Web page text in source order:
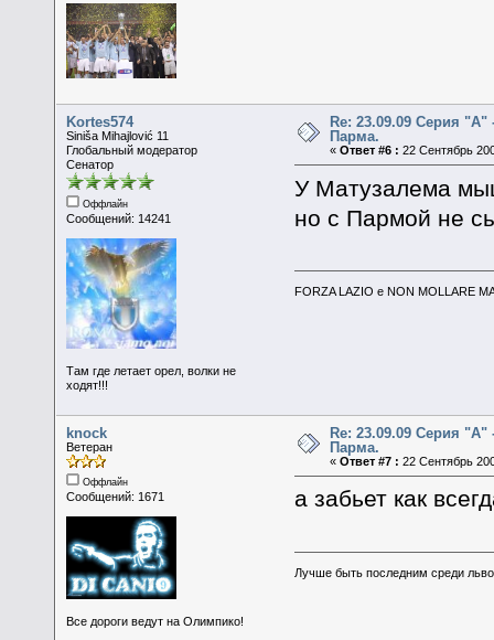
Kortes574
Siniša Mihajlović 11
Глобальный модератор
Сенатор
Оффлайн
Сообщений: 14241
Там где летает орел, волки не
ходят!!!
Re: 23.09.09 Серия
Парма.
«Ответ #6 : 22 Сентябрь
У Матузалема
но с Пармой не
FORZA LAZIO e NON MOLLARE
knock
Ветеран
Оффлайн
Сообщений: 1671
Все дороги ведут на Олимпико!
Re: 23.09.09 Серия
Парма.
«Ответ #7 : 22 Сентябрь
а забьет как
Лучше быть последним среди